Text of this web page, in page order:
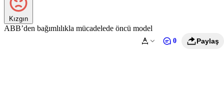
Kızgın
ABB’den bağımlılıkla mücadelede öncü model
0 Paylaş